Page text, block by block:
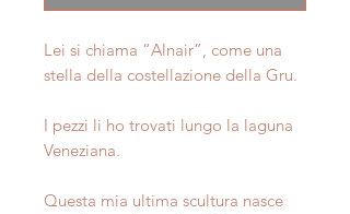
Lei si chiama “Alnair”, come una
stella della costellazione della Gru.
I pezzi li ho trovati lungo la laguna
Veneziana.
Questa mia ultima scultura nasce